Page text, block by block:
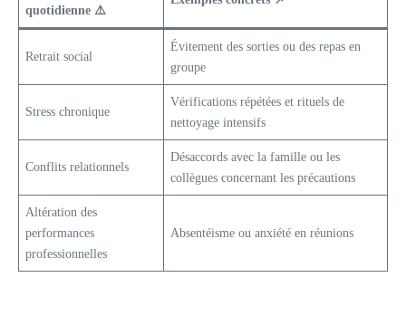
quotidienne ⚠️
Retrait social
Évitement des sorties ou des repas en
groupe
Stress chronique
Vérifications répétées et rituels de
nettoyage intensifs
Conflits relationnels
Désaccords avec la famille ou les
collègues concernant les précautions
Altération des
performances
professionnelles
Absentéisme ou anxiété en réunions